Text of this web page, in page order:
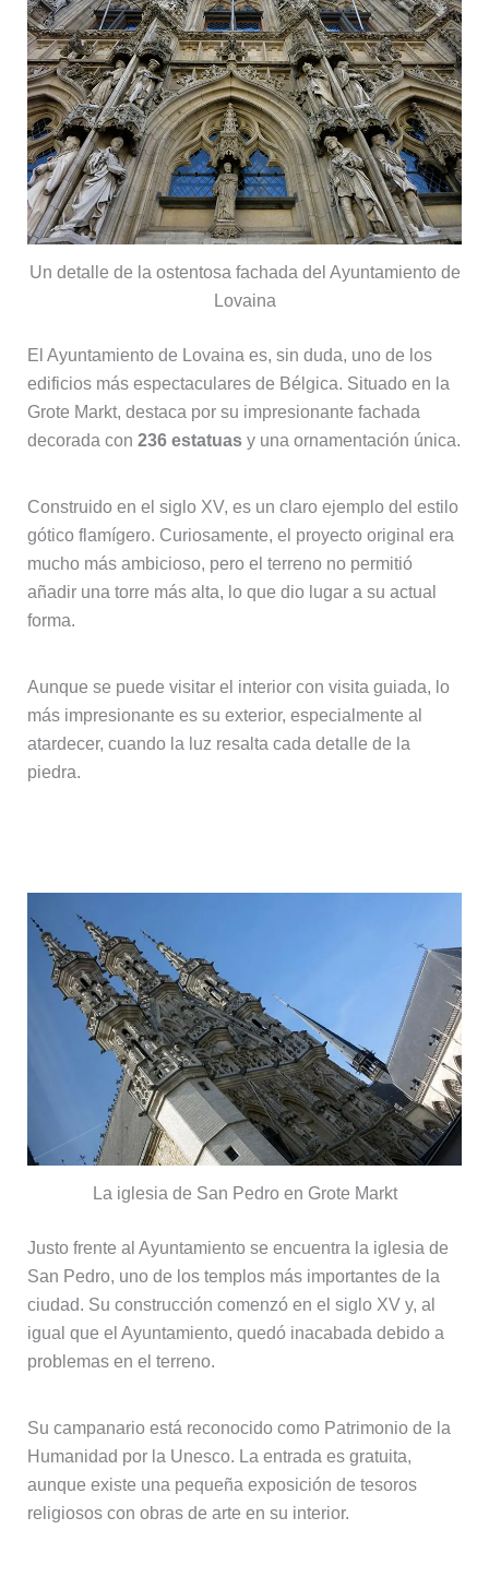
Un detalle de la ostentosa fachada del Ayuntamiento de
Lovaina
El Ayuntamiento de Lovaina es, sin duda, uno de los
edificios más espectaculares de Bélgica. Situado en la
Grote Markt, destaca por su impresionante fachada
decorada con 236 estatuasy una ornamentación única.
Construido en el siglo XV, es un claro ejemplo del estilo
gótico flamígero. Curiosamente, el proyecto original era
mucho más ambicioso, pero el terreno no permitió
añadir una torre más alta, lo que dio lugar a su actual
forma.
Aunque se puede visitar el interior con visita guiada, lo
más impresionante es su exterior, especialmente al
atardecer, cuando la luz resalta cada detalle de la
piedra.
La iglesia de San Pedro en Grote Markt
Justo frente al Ayuntamiento se encuentra la iglesia de
San Pedro, uno de los templos más importantes de la
ciudad. Su construcción comenzó en el siglo XV y, al
igual que el Ayuntamiento, quedó inacabada debido a
problemas en el terreno.
Su campanario está reconocido como Patrimonio de la
Humanidad por la Unesco. La entrada es gratuita,
aunque existe una pequeña exposición de tesoros
religiosos con obras de arte en su interior.